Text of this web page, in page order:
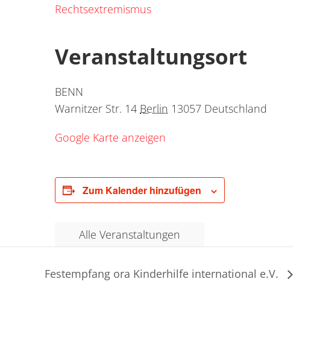
Rechtsextremismus
Veranstaltungsort
BENN
Warnitzer Str. 14 Berlin 13057 Deutschland
Google Karte anzeigen
Zum Kalender hinzufügen
Alle Veranstaltungen
Festempfang ora Kinderhilfe international e.V.